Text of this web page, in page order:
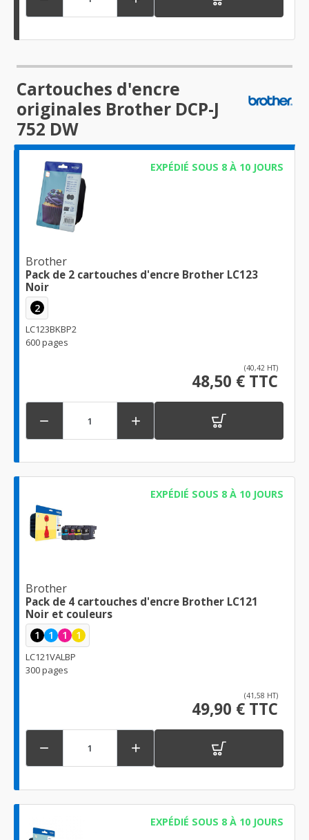
Cartouches d'encre
originales Brother DCP-J
752 DW
EXPÉDIÉ SOUS 8 À 10 JOURS
Brother
Pack de 2 cartouches d'encre Brother LC123
Noir
2
LC123BKBP2
600 pages
(40,42 HT)
48,50 € TTC
 
EXPÉDIÉ SOUS 8 À 10 JOURS
Brother
Pack de 4 cartouches d'encre Brother LC121
Noir et couleurs
1 1 1 1
LC121VALBP
300 pages
(41,58 HT)
49,90 € TTC
 
EXPÉDIÉ SOUS 8 À 10 JOURS